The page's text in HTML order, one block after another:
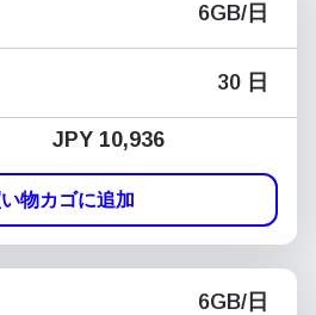
6GB/日
30 日
JPY 10,936
物カゴに追加
6GB/日